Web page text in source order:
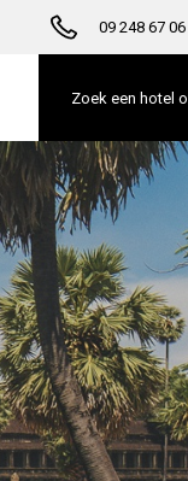
09 248 67 06
Zoek een hotel